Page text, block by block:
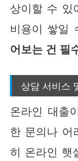
상이할 수 있
비용이 쌓일
어보는 건 필
상담 서비스
온라인 대출
한 문의나 어
히 온라인 햇